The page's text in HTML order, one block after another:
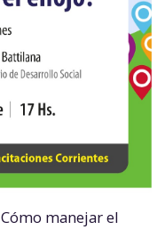
manejar el